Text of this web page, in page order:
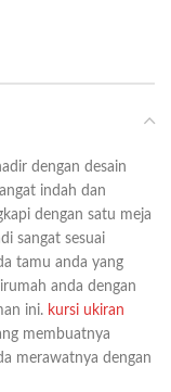
dengan desain
indah dan
dengan satu meja
sangat sesuai
tamu anda yang
anda dengan
ini. kursi ukiran
membuatnya
merawatnya dengan